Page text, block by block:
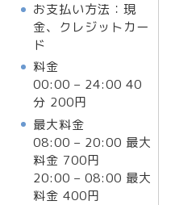
お支払い方法：現
金、クレジットカー
ド
料金
00:00 – 24:00 40
分 200円
最大料金
08:00 – 20:00 最大
料金 700円
20:00 – 08:00 最大
料金 400円